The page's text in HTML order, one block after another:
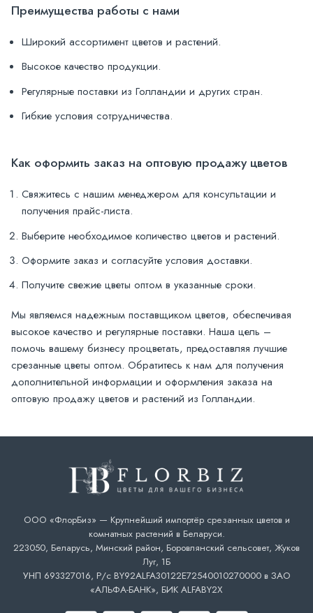
Преимущества работы с нами
Широкий ассортимент цветов и растений.
Высокое качество продукции.
Регулярные поставки из Голландии и других стран.
Гибкие условия сотрудничества.
Как оформить заказ на оптовую продажу цветов
Свяжитесь с нашим менеджером для консультации и
получения прайс-листа.
Выберите необходимое количество цветов и растений.
Оформите заказ и согласуйте условия доставки.
Получите свежие цветы оптом в указанные сроки.
Мы являемся надежным поставщиком цветов, обеспечивая
высокое качество и регулярные поставки. Наша цель –
помочь вашему бизнесу процветать, предоставляя лучшие
срезанные цветы оптом. Обратитесь к нам для получения
дополнительной информации и оформления заказа на
оптовую продажу цветов и растений из Голландии.
ООО «ФлорБиз» — Крупнейший импортёр срезанных цветов и
комнатных растений в Беларуси.
223050, Беларусь, Минский район, Боровлянский сельсовет, Жуков
Луг, 1Б
УНП 693327016, Р/с BY92ALFA30122E72540010270000 в ЗАО
«АЛЬФА-БАНК», БИК ALFABY2X